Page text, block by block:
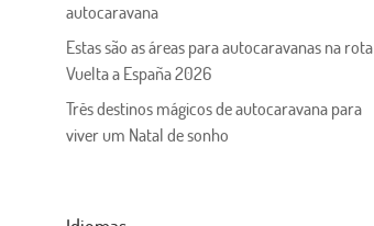
autocaravana
Estas são as áreas para autocaravanas na rota
Vuelta a España 2026
Três destinos mágicos de autocaravana para
viver um Natal de sonho